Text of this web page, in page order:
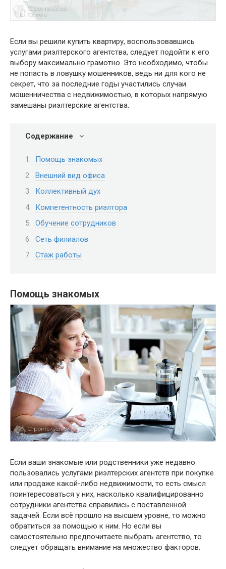
Если вы решили купить квартиру, воспользовавшись
услугами риэлтерского агентства, следует подойти к его
выбору максимально грамотно. Это необходимо, чтобы
не попасть в ловушку мошенников, ведь ни для кого не
секрет, что за последние годы участились случаи
мошенничества с недвижимостью, в которых напрямую
замешаны риэлтерские агентства.
Содержание
Помощь знакомых
Внешний вид офиса
Коллективный дух
Компетентность риэлтора
Обучение сотрудников
Сеть филиалов
Стаж работы
Помощь знакомых
Если ваши знакомые или родственники уже недавно
пользовались услугами риэлтерских агентств при покупке
или продаже какой-либо недвижимости, то есть смысл
поинтересоваться у них, насколько квалифицированно
сотрудники агентства справились с поставленной
задачей. Если всё прошло на высшем уровне, то можно
обратиться за помощью к ним. Но если вы
самостоятельно предпочитаете выбрать агентство, то
следует обращать внимание на множество факторов.